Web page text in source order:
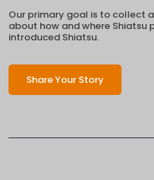
Our primary goal is to collect
about how and where
introduced Shiatsu.
Share Your Story